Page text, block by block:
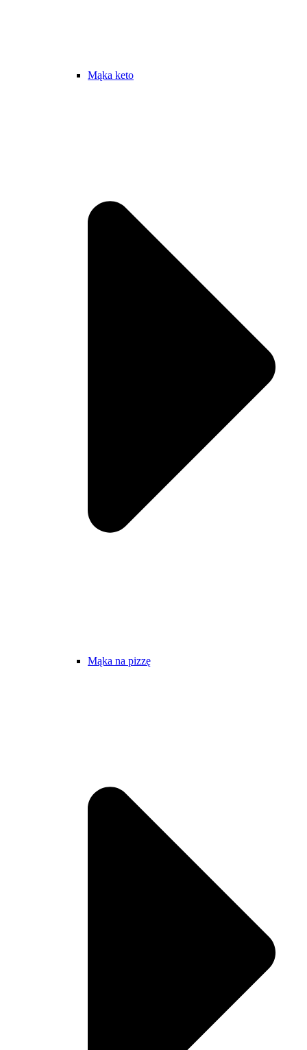
Mąka keto
Mąka na pizzę